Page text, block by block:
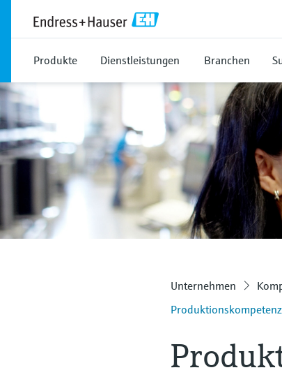
Produkte Dienstleistungen Branchen
Unternehmen
Produktionskompetenz